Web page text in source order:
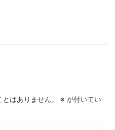
はありません。 ※ が付いてい